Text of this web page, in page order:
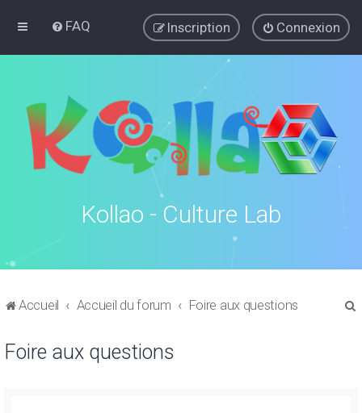
FAQ Connexion
Inscription
Kollao - Culture Lab
Accueil Accueil du forum Foire aux questions
Foire aux questions